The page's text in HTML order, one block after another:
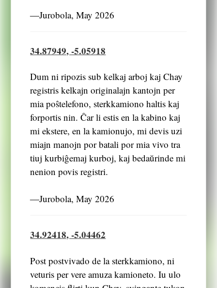
―Jurobola, May 2026
34.87949, -5.05918
Dum ni ripozis sub kelkaj arboj kaj Chay
registris kelkajn originalajn kantojn per
mia poŝtelefono, sterkkamiono haltis kaj
forportis nin. Ĉar li estis en la kabino kaj
mi ekstere, en la kamionujo, mi devis uzi
miajn manojn por batali por mia vivo tra
tiuj kurbiĝemaj kurboj, kaj bedaŭrinde mi
nenion povis registri.
―Jurobola, May 2026
34.92418, -5.04462
Post postvivado de la sterkkamiono, ni
veturis per vere amuza kamioneto. Iu ulo